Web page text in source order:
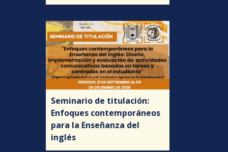
Seminario de titulación:
Enfoques contemporáneos
para la Enseñanza del
inglés